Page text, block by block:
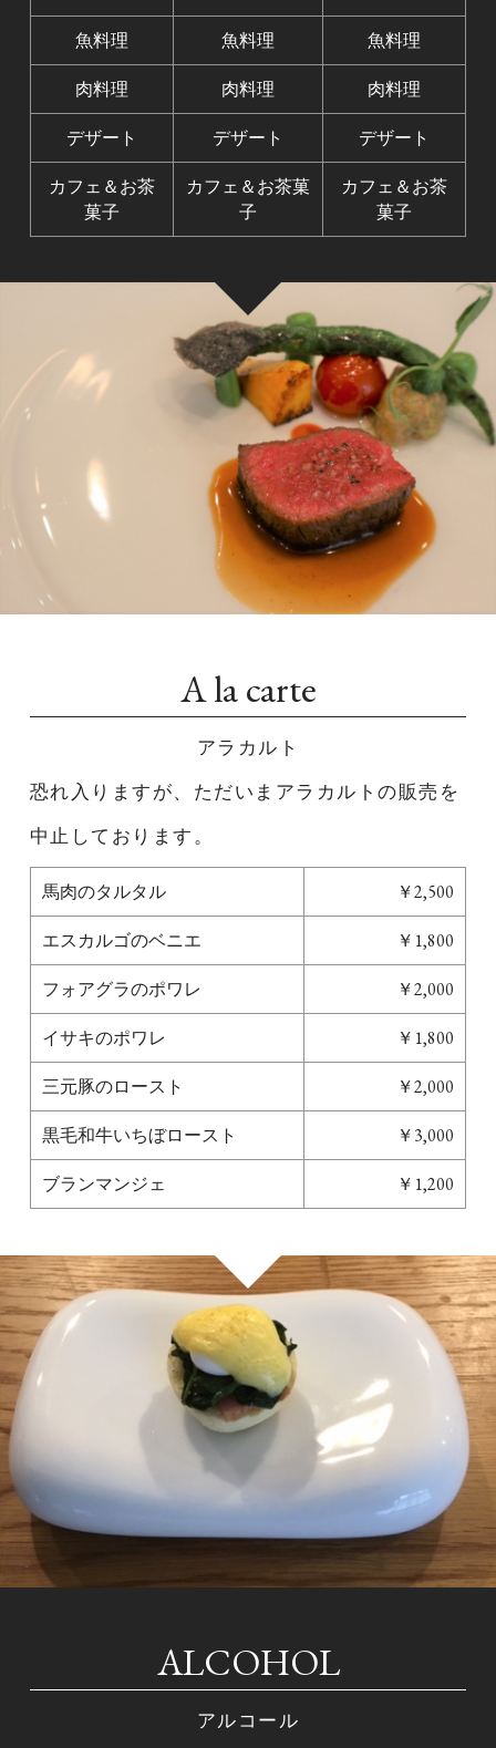
魚料理 魚料理 魚料理
肉料理 肉料理 肉料理
デザート デザート デザート
カフェ＆お茶
菓子
カフェ＆お茶菓
子
カフェ＆お茶
菓子
A la carte
アラカルト
恐れ入りますが、ただいまアラカルトの販売を
中止しております。
馬肉のタルタル ￥2,500
エスカルゴのベニエ ￥1,800
フォアグラのポワレ ￥2,000
イサキのポワレ ￥1,800
三元豚のロースト ￥2,000
黒毛和牛いちぼロースト ￥3,000
ブランマンジェ ￥1,200
ALCOHOL
アルコール